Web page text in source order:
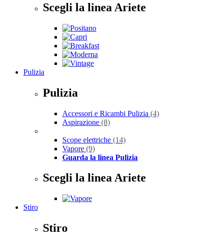
Scegli la linea Ariete
Pulizia
Pulizia
Accessori e Ricambi Pulizia (4)
Aspirazione (8)
Scope elettriche (14)
Vapore (9)
Guarda la linea Pulizia
Scegli la linea Ariete
Stiro
Stiro